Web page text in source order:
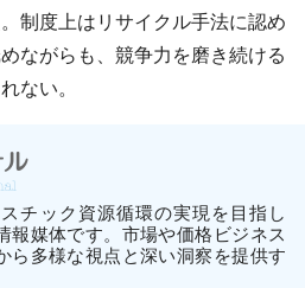
制度上はリサイクル手法に認め
ながらも、競争力を磨き続ける
ない。
チック資源循環の実現を目指し
報媒体です。市場や価格ビジネス
ら多様な視点と深い洞察を提供す